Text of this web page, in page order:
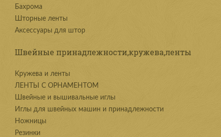
Бахрома
Шторные ленты
Аксессуары для штор
Швейные принадлежности,кружева,ленты
Kружева и ленты
ЛЕНТЫ С ОРНАМЕНТОМ
Швейные и вышивальные иглы
Иглы для швейных машин и принадлежности
Ножницы
Резинки